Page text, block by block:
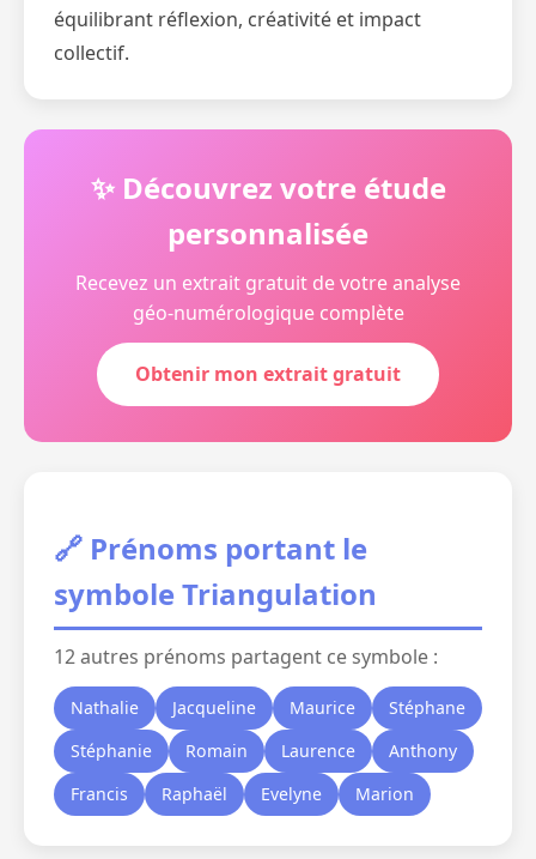
équilibrant réflexion, créativité et impact
collectif.
✨ Découvrez votre étude
personnalisée
Recevez un extrait gratuit de votre analyse
géo-numérologique complète
Obtenir mon extrait gratuit
🔗 Prénoms portant le
symbole Triangulation
12 autres prénoms partagent ce symbole :
Nathalie Jacqueline Maurice
Stéphane
Stéphanie
Romain Laurence
Anthony
Francis
Raphaël Evelyne Marion